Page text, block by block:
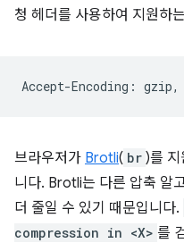
청 헤더를 사용하여 지원하
브라우저가 Brotli( br )를
니다. Brotli는 다른 압축 알
더 줄일 수 있기 때문입니다.
compression in <X> 를